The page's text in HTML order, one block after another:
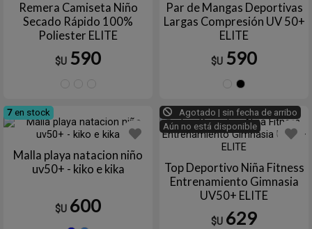
Remera Camiseta Niño
Secado Rápido 100%
Poliester ELITE
$U 590
Par de Mangas Deportivas
Largas Compresión UV 50+
ELITE
$U 590
7 en stock
Malla playa natacion niño
uv50+ - kiko e kika
$U 600
Agotado | sin fecha de arribo
Aún no está disponible
Top Deportivo Niña Fitness
Entrenamiento Gimnasia
UV50+ ELITE
$U 629